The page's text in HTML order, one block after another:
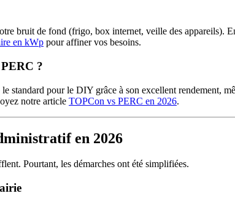
bruit de fond (frigo, box internet, veille des appareils).
en kWp pour affiner vos besoins.
?
le standard pour le DIY grâce à son excellent rendement,
notre article TOPCon vs PERC en 2026.
en 2026
Pourtant, les démarches ont été simplifiées.